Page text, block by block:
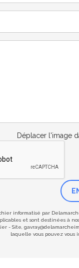
Déplacer l'image
informatisé par
et sont destinées à
Site,
laquelle vous pouvez vous